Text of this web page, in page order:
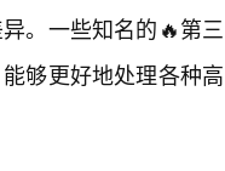
。一些知名的🔥第三
够更好地处理各种高